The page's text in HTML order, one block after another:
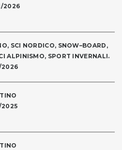
2026
SCI NORDICO, SNOW–BOARD,
ALPINISMO, SPORT INVERNALI.
2026
2025